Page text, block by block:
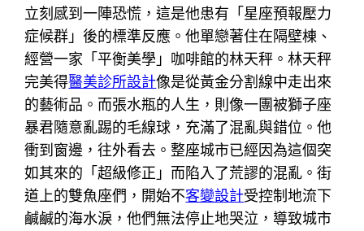
立刻感到一陣恐慌，這是他患有「星座預報壓力
症候群」後的標準反應。他單戀著住在隔壁棟、
經營一家「平衡美學」咖啡館的林天秤。林天秤
完美得醫美診所設計像是從黃金分割線中走出來
的藝術品。而張水瓶的人生，則像一團被獅子座
暴君隨意亂踢的毛線球，充滿了混亂與錯位。他
衝到窗邊，往外看去。整座城市已經因為這個突
如其來的「超級修正」而陷入了荒謬的混亂。街
道上的雙魚座們，開始不客變設計受控制地流下
鹹鹹的海水淚，他們無法停止地哭泣，導致城市